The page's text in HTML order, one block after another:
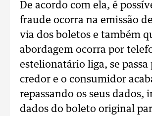
De acordo com ela, é
fraude ocorra na emissão
via dos boletos e também
abordagem ocorra por
estelionatário liga, se passa
credor e o consumidor
repassando os seus dados,
dados do boleto original